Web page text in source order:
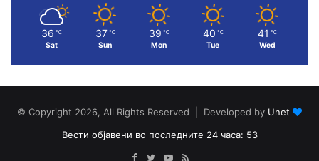
36 ℃
Sat
37 ℃
Sun
39 ℃
Mon
40 ℃
Tue
41 ℃
Wed
© Copyright 2026, All Rights Reserved | Developed by Unet
Вести објавени во последните 24 часа: 53
Facebook
TwitterYouTube
RSS